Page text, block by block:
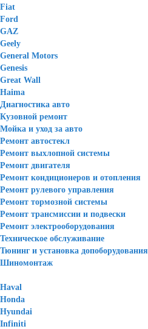
Fiat
Ford
GAZ
Geely
General Motors
Genesis
Great Wall
Haima
Диагностика авто
Кузовной ремонт
Мойка и уход за авто
Ремонт автостекл
Ремонт выхлопной системы
Ремонт двигателя
Ремонт кондиционеров и отопления
Ремонт рулевого управления
Ремонт тормозной системы
Ремонт трансмиссии и подвески
Ремонт электрооборудования
Техническое обслуживание
Тюнинг и установка допоборудования
Шиномонтаж
Haval
Honda
Hyundai
Infiniti